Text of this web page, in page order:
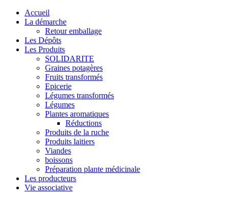
Accueil
La démarche
Retour emballage
Les Dépôts
Les Produits
SOLIDARITE
Graines potagères
Fruits transformés
Epicerie
Légumes transformés
Légumes
Plantes aromatiques
Réductions
Produits de la ruche
Produits laitiers
Viandes
boissons
Préparation plante médicinale
Les producteurs
Vie associative